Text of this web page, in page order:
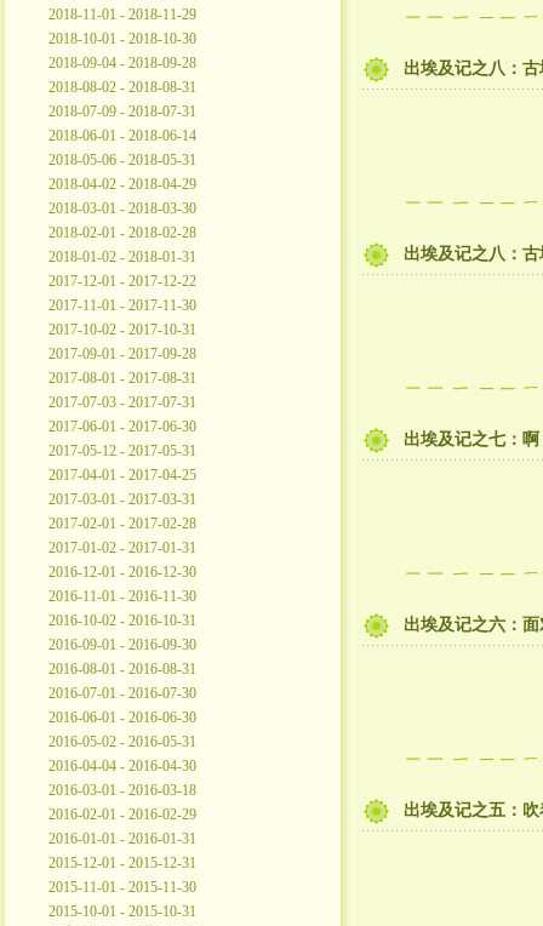
2018-11-01 - 2018-11-29
2018-10-01 - 2018-10-30
2018-09-04 - 2018-09-28
2018-08-02 - 2018-08-31
2018-07-09 - 2018-07-31
2018-06-01 - 2018-06-14
2018-05-06 - 2018-05-31
2018-04-02 - 2018-04-29
2018-03-01 - 2018-03-30
2018-02-01 - 2018-02-28
2018-01-02 - 2018-01-31
2017-12-01 - 2017-12-22
2017-11-01 - 2017-11-30
2017-10-02 - 2017-10-31
2017-09-01 - 2017-09-28
2017-08-01 - 2017-08-31
2017-07-03 - 2017-07-31
2017-06-01 - 2017-06-30
2017-05-12 - 2017-05-31
2017-04-01 - 2017-04-25
2017-03-01 - 2017-03-31
2017-02-01 - 2017-02-28
2017-01-02 - 2017-01-31
2016-12-01 - 2016-12-30
2016-11-01 - 2016-11-30
2016-10-02 - 2016-10-31
2016-09-01 - 2016-09-30
2016-08-01 - 2016-08-31
2016-07-01 - 2016-07-30
2016-06-01 - 2016-06-30
2016-05-02 - 2016-05-31
2016-04-04 - 2016-04-30
2016-03-01 - 2016-03-18
2016-02-01 - 2016-02-29
2016-01-01 - 2016-01-31
2015-12-01 - 2015-12-31
2015-11-01 - 2015-11-30
2015-10-01 - 2015-10-31
出埃及记之八：
出埃及记之八：
出埃及记之七：
出埃及记之六：
出埃及记之五：